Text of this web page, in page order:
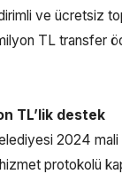
ve ücretsiz
TL transfer
TL’lik destek
2024 mali
protokolü